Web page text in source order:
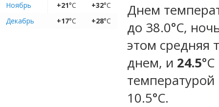
Ноябрь
+21°C +32°C
Декабрь
+17°C +28°C
Днем
до 38.0°C,
этом средняя
днем, и 24.5
температурой
10.5°С.